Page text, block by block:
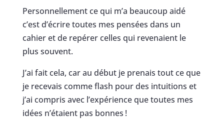
Personnellement ce qui m’a beaucoup aidé
c’est d’écrire toutes mes pensées dans un
cahier et de repérer celles qui revenaient le
plus souvent.
J’ai fait cela, car au début je prenais tout ce que
je recevais comme flash pour des intuitions et
j’ai compris avec l’expérience que toutes mes
idées n’étaient pas bonnes !